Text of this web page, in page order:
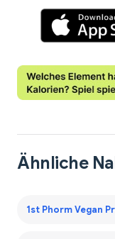
Ähnliche
1st Phorm Vegan